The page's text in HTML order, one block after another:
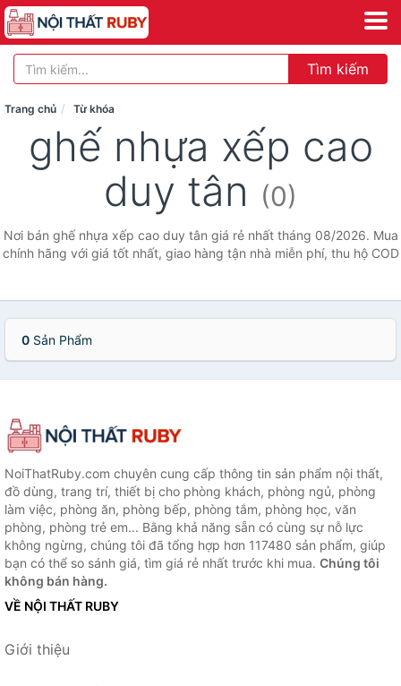
Tìm kiếm
Trang chủ Từ khóa
ghế nhựa xếp cao
duy tân (0)
Nơi bán ghế nhựa xếp cao duy tân giá rẻ nhất tháng 08/2026. Mua
chính hãng với giá tốt nhất, giao hàng tận nhà miễn phí, thu hộ COD
0 Sản Phẩm
NoiThatRuby.com chuyên cung cấp thông tin sản phẩm nội thất,
đồ dùng, trang trí, thiết bị cho phòng khách, phòng ngủ, phòng
làm việc, phòng ăn, phòng bếp, phòng tắm, phòng học, văn
phòng, phòng trẻ em... Bằng khả năng sẵn có cùng sự nỗ lực
không ngừng, chúng tôi đã tổng hợp hơn 117480 sản phẩm, giúp
bạn có thể so sánh giá, tìm giá rẻ nhất trước khi mua. Chúng tôi
không bán hàng.
VỀ NỘI THẤT RUBY
Giới thiệu